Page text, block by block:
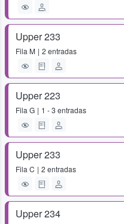
Upper 233
Fila M 2 entradas
Upper 223
Fila G 1 - 3 entradas
Upper 233
Fila C 2 entradas
Upper 234